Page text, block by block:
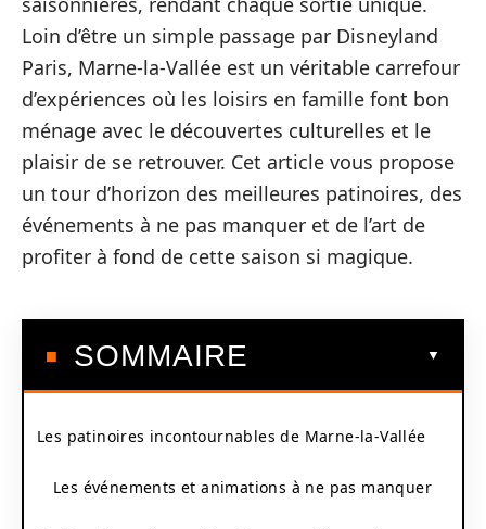
Loin d’être un simple passage par Disneyland
Paris, Marne-la-Vallée est un véritable carrefour
d’expériences où les loisirs en famille font bon
ménage avec le découvertes culturelles et le
plaisir de se retrouver. Cet article vous propose
un tour d’horizon des meilleures patinoires, des
événements à ne pas manquer et de l’art de
profiter à fond de cette saison si magique.
SOMMAIRE
Les patinoires incontournables de Marne-la-Vallée
Les événements et animations à ne pas manquer